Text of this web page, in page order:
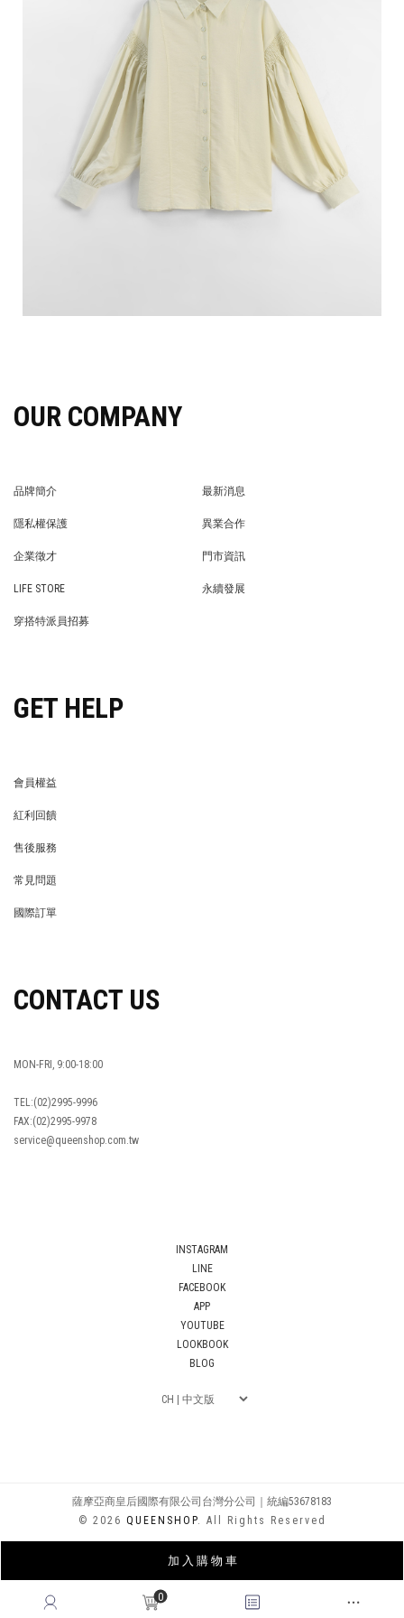
0
加 入 購 物 車
OUR COMPANY
品牌簡介
最新消息
隱私權保護
異業合作
企業徵才
門市資訊
LIFE STORE
永續發展
穿搭特派員招募
GET HELP
會員權益
紅利回饋
售後服務
常見問題
國際訂單
CONTACT US
MON-FRI, 9:00-18:00
TEL:(02)2995-9996
FAX:(02)2995-9978
service@queenshop.com.tw
INSTAGRAM
LINE
FACEBOOK
APP
YOUTUBE
LOOKBOOK
BLOG
薩摩亞商皇后國際有限公司台灣分公司｜統編53678183
© 2026 QUEENSHOP. All Rights Reserved